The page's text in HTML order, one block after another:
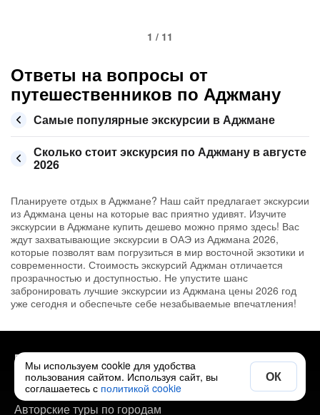
1 / 11
Ответы на вопросы от
путешественников по Аджману
Самые популярные экскурсии в Аджмане
Сколько стоит экскурсия по Аджману в августе
2026
Планируете отдых в Аджмане? Наш сайт предлагает экскурсии
из Аджмана цены на которые вас приятно удивят. Изучите
экскурсии в Аджмане купить дешево можно прямо здесь! Вас
ждут захватывающие экскурсии в ОАЭ из Аджмана 2026,
которые позволят вам погрузиться в мир восточной экзотики и
современности. Стоимость экскурсий Аджман отличается
прозрачностью и доступностью. Не упустите шанс
забронировать лучшие экскурсии из Аджмана цены 2026 год
уже сегодня и обеспечьте себе незабываемые впечатления!
Полезно
Экскурсии по городам
Авторские туры по городам
Мы используем cookie для удобства
пользования сайтом. Используя сайт, вы
соглашаетесь с политикой cookie
ОК